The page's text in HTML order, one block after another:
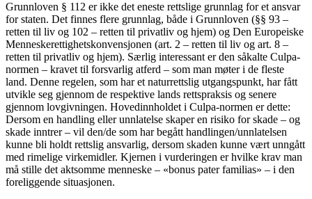
Grunnloven § 112 er ikke det eneste rettslige grunnlag for et ansvar
for staten. Det finnes flere grunnlag, både i Grunnloven (§§ 93 –
retten til liv og 102 – retten til privatliv og hjem) og Den Europeiske
Menneskerettighetskonvensjonen (art. 2 – retten til liv og art. 8 –
retten til privatliv og hjem). Særlig interessant er den såkalte Culpa-
normen – kravet til forsvarlig atferd – som man møter i de fleste
land. Denne regelen, som har et naturrettslig utgangspunkt, har fått
utvikle seg gjennom de respektive lands rettspraksis og senere
gjennom lovgivningen. Hovedinnholdet i Culpa-normen er dette:
Dersom en handling eller unnlatelse skaper en risiko for skade – og
skade inntrer – vil den/de som har begått handlingen/unnlatelsen
kunne bli holdt rettslig ansvarlig, dersom skaden kunne vært unngått
med rimelige virkemidler. Kjernen i vurderingen er hvilke krav man
må stille det aktsomme menneske – «bonus pater familias» – i den
foreliggende situasjonen.